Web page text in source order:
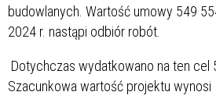
budowlanych. Wartość umowy 549
2024 r. nastąpi odbiór robót.
Dotychczas wydatkowano na ten cel
Szacunkowa wartość projektu wynosi